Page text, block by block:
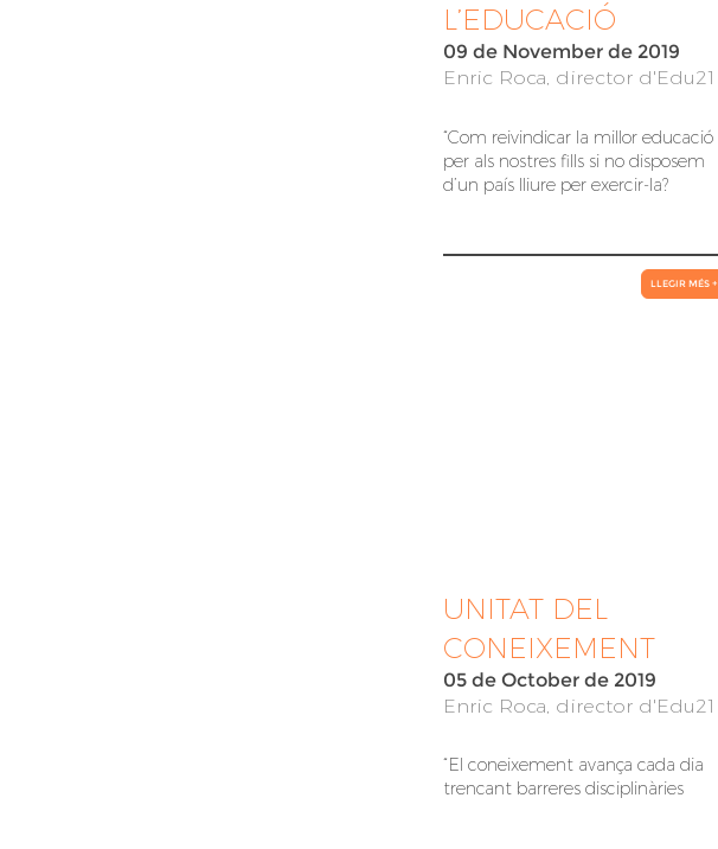
L’EDUCACIÓ
09 de November de 2019
Enric Roca, director d'Edu21
“Com reivindicar la millor educació
per als nostres fills si no disposem
d’un país lliure per exercir-la?
LLEGIR MÉS +
UNITAT DEL
CONEIXEMENT
05 de October de 2019
Enric Roca, director d'Edu21
“El coneixement avança cada dia
trencant barreres disciplinàries